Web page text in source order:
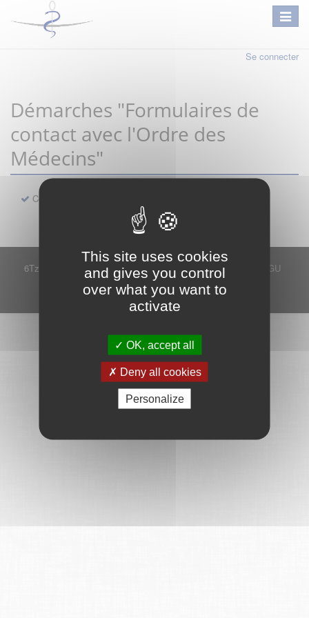
This site uses cookies
and gives you control
over what you want to
activate
OK, accept all
Deny all cookies
Personalize
Se connecter
Démarches "Formulaires de
contact avec l'Ordre des
Médecins"
Contact
6Tzen ©2015 - Tous droits réservés Mentions légales
CGU
Plan du site
FAQ
Contact
Ce service est proposé par6Tzen